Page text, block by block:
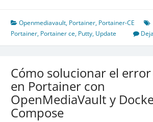
CE
por
Comandos
Openmediavault, Portainer, Portainer-CE
Portainer, Portainer ce, Putty, Update
Cómo solucionar el error
en Portainer con
OpenMediaVault y
Compose